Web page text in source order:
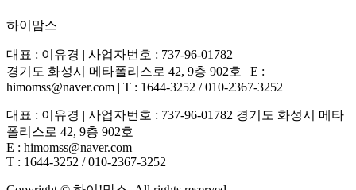
하이맘스
대표 : 이유경 | 사업자번호 : 737-96-01782
경기도 화성시 메타폴리스로 42, 9층 902호 | E :
himomss@naver.com | T : 1644-3252 / 010-2367-3252
대표 : 이유경 | 사업자번호 : 737-96-01782 경기도 화성시 메타
폴리스로 42, 9층 902호
E : himomss@naver.com
T : 1644-3252 / 010-2367-3252